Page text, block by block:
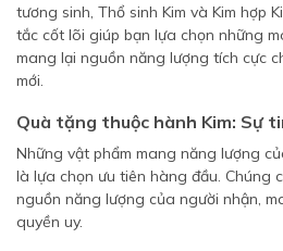
tương sinh, Thổ sinh Kim và Kim hợp
tắc cốt lõi giúp bạn lựa chọn những
mang lại nguồn năng lượng tích cực
mới.
Quà tặng thuộc hành Kim: Sự
Những vật phẩm mang năng lượng
là lựa chọn ưu tiên hàng đầu. Chúng
nguồn năng lượng của người nhận,
quyền uy.